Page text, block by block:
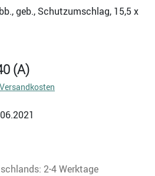
geb., Schutzumschlag, 15,5 x
(A)
Versandkosten
2-4 Werktage